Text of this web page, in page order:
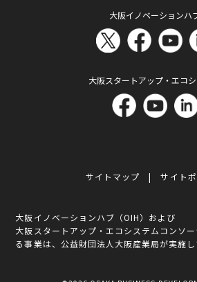
大阪イノベーションハ
大阪スタートアップ・エコ
サイトマップ サイト
大阪イノベーションハブ（OIH）および
大阪スタートアップ・エコシステムコンソ
る事業は、公益財団法人大阪産業局が実施し